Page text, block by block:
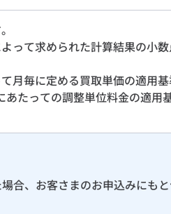
って求められた計算結果の小
て月毎に定める買取単価の適用
たっての調整単位料金の適用
合、お客さまのお申込みにも